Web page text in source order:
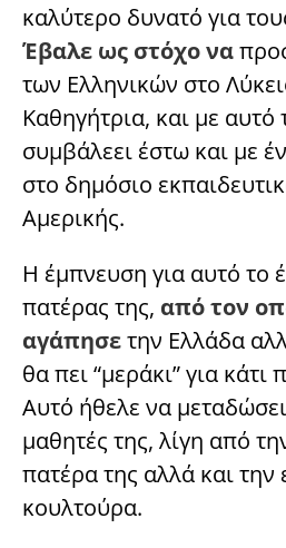
καλύτερο δυνατό για
Έβαλε ως στόχο να
των Ελληνικών στο
Καθηγήτρια, και με
συμβάλεει έστω και με
στο δημόσιο
Αμερικής.
Η έμπνευση για αυτό το
πατέρας της, από τον
αγάπησετην Ελλάδα
θα πει “μεράκι” για
Αυτό ήθελε να
μαθητές της, λίγη από
πατέρα της αλλά και την
κουλτούρα.